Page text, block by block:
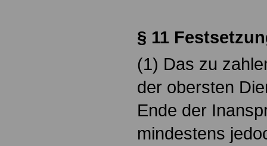
§ 11
(1) Das zu
der obersten
Ende der
mindestens